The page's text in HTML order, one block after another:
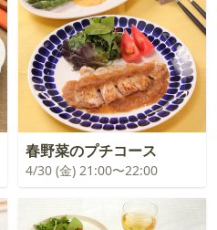
春野菜のプチコース
4/30 (金) 21:00〜22:00